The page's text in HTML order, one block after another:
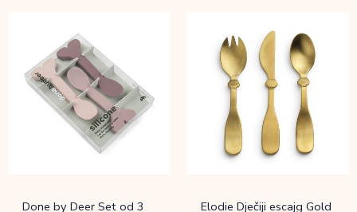
Done by Deer Set od 3 Elodie Dječiji escajg Gold